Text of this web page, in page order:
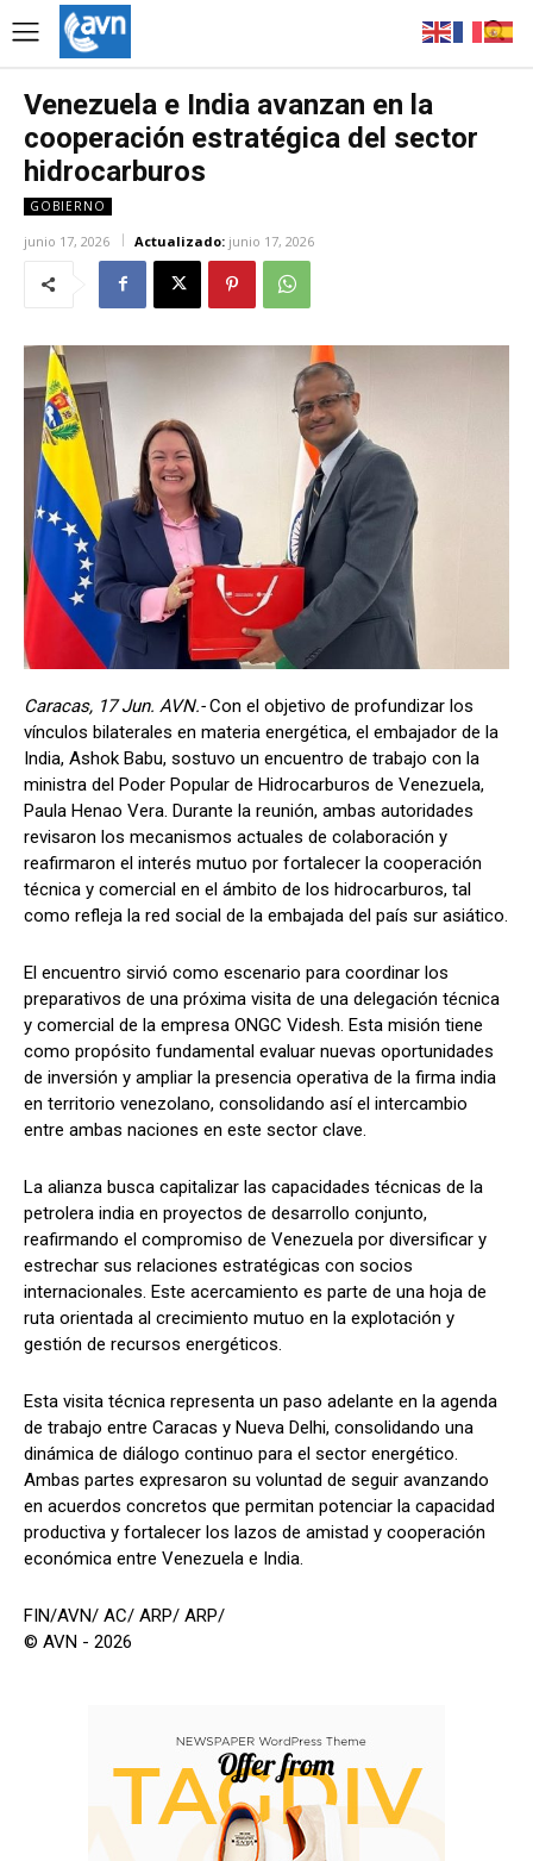
Venezuela e India avanzan en la
cooperación estratégica del sector
hidrocarburos
GOBIERNO
junio 17, 2026 Actualizado: junio 17, 2026
Caracas, 17 Jun. AVN.-Con el objetivo de profundizar los
vínculos bilaterales en materia energética, el embajador de la
India, Ashok Babu, sostuvo un encuentro de trabajo con la
ministra del Poder Popular de Hidrocarburos de Venezuela,
Paula Henao Vera. Durante la reunión, ambas autoridades
revisaron los mecanismos actuales de colaboración y
reafirmaron el interés mutuo por fortalecer la cooperación
técnica y comercial en el ámbito de los hidrocarburos, tal
como refleja la red social de la embajada del país sur asiático.
El encuentro sirvió como escenario para coordinar los
preparativos de una próxima visita de una delegación técnica
y comercial de la empresa ONGC Videsh. Esta misión tiene
como propósito fundamental evaluar nuevas oportunidades
de inversión y ampliar la presencia operativa de la firma india
en territorio venezolano, consolidando así el intercambio
entre ambas naciones en este sector clave.
La alianza busca capitalizar las capacidades técnicas de la
petrolera india en proyectos de desarrollo conjunto,
reafirmando el compromiso de Venezuela por diversificar y
estrechar sus relaciones estratégicas con socios
internacionales. Este acercamiento es parte de una hoja de
ruta orientada al crecimiento mutuo en la explotación y
gestión de recursos energéticos.
Esta visita técnica representa un paso adelante en la agenda
de trabajo entre Caracas y Nueva Delhi, consolidando una
dinámica de diálogo continuo para el sector energético.
Ambas partes expresaron su voluntad de seguir avanzando
en acuerdos concretos que permitan potenciar la capacidad
productiva y fortalecer los lazos de amistad y cooperación
económica entre Venezuela e India.
FIN/AVN/ AC/ ARP/ ARP/
© AVN - 2026